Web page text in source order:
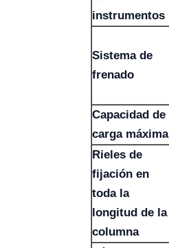
instrumentos
Sistema de
frenado
Capacidad de
carga máxima
Rieles de
fijación en
toda la
longitud de la
columna